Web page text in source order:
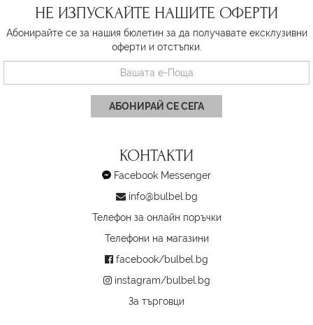
НЕ ИЗПУСКАЙТЕ НАШИТЕ ОФЕРТИ
Абонирайте се за нашия бюлетин за да получавате ексклузивни
оферти и отстъпки.
АБОНИРАЙ СЕ СЕГА
КОНТАКТИ
Facebook Messenger
info@bulbel.bg
Телефон за онлайн поръчки
Телефони на магазини
facebook/bulbel.bg
instagram/bulbel.bg
За търговци